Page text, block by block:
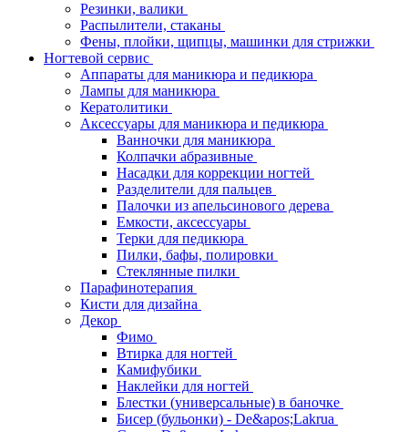
Резинки, валики
Распылители, стаканы
Фены, плойки, щипцы, машинки для стрижки
Ногтевой сервис
Аппараты для маникюра и педикюра
Лампы для маникюра
Кератолитики
Аксессуары для маникюра и педикюра
Ванночки для маникюра
Колпачки абразивные
Насадки для коррекции ногтей
Разделители для пальцев
Палочки из апельсинового дерева
Емкости, аксессуары
Терки для педикюра
Пилки, бафы, полировки
Стеклянные пилки
Парафинотерапия
Кисти для дизайна
Декор
Фимо
Втирка для ногтей
Камифубики
Наклейки для ногтей
Блестки (универсальные) в баночке
Бисер (бульонки) - De&apos;Lakrua